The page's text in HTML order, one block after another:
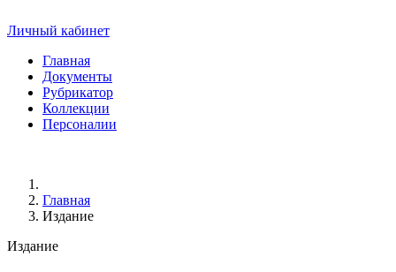
Личный кабинет
Главная
Документы
Рубрикатор
Коллекции
Персоналии
Главная
Издание
Издание